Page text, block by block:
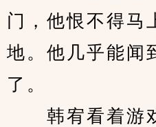
门，他恨不得马
地。他几乎能闻
了。
韩宥看着游